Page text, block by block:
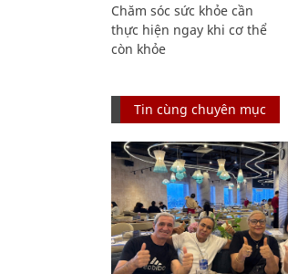
Chăm sóc sức khỏe cần
thực hiện ngay khi cơ thể
còn khỏe
Tin cùng chuyên mục